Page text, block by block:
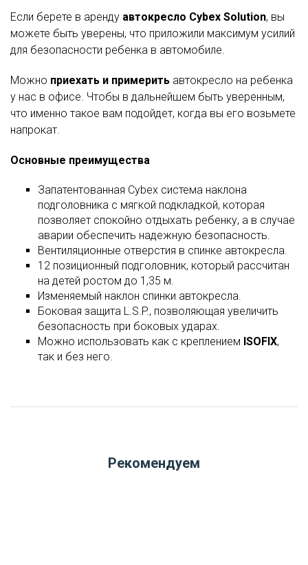
Если берете в аренду автокресло Cybex Solution, вы
можете быть уверены, что приложили максимум усилий
для безопасности ребенка в автомобиле.
Можно приехать и примерить автокресло на ребенка
у нас в офисе. Чтобы в дальнейшем быть уверенным,
что именно такое вам подойдет, когда вы его возьмете
напрокат.
Основные преимущества
Запатентованная Cybex система наклона
подголовника с мягкой подкладкой, которая
позволяет спокойно отдыхать ребенку, а в случае
аварии обеспечить надежную безопасность.
Вентиляционные отверстия в спинке автокресла.
12 позиционный подголовник, который рассчитан
на детей ростом до 1,35 м.
Изменяемый наклон спинки автокресла.
Боковая защита L.S.P., позволяющая увеличить
безопасность при боковых ударах.
Можно использовать как с креплением ISOFIX,
так и без него.
Рекомендуем